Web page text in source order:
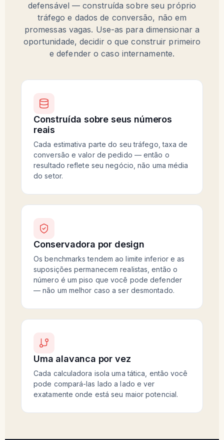
defensável — construída sobre seu próprio
tráfego e dados de conversão, não em
promessas vagas. Use-as para dimensionar a
oportunidade, decidir o que construir primeiro
e defender o caso internamente.
Construída sobre seus números
reais
Cada estimativa parte do seu tráfego, taxa de
conversão e valor de pedido — então o
resultado reflete seu negócio, não uma média
do setor.
Conservadora por design
Os benchmarks tendem ao limite inferior e as
suposições permanecem realistas, então o
número é um piso que você pode defender
— não um melhor caso a ser desmontado.
Uma alavanca por vez
Cada calculadora isola uma tática, então você
pode compará-las lado a lado e ver
exatamente onde está seu maior potencial.